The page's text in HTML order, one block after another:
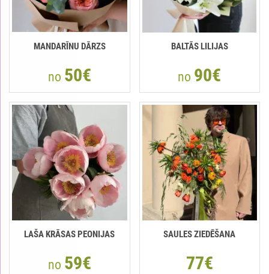
MANDARĪNU DĀRZS
no 50€
BALTĀS LILIJAS
no 90€
LAŠA KRĀSAS PEONIJAS
no 59€
SAULES ZIEDĒŠANA
77€